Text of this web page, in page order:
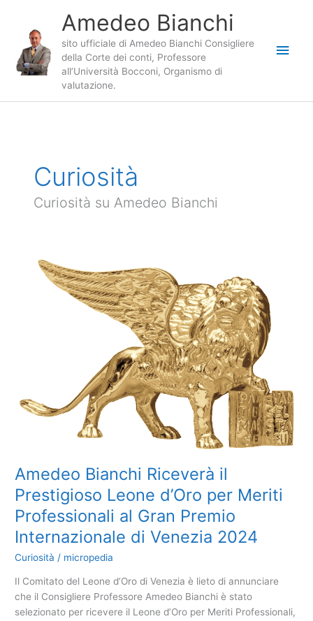
contenuto
Amedeo Bianchi
sito ufficiale di Amedeo Bianchi Consigliere
della Corte dei conti, Professore
all’Università Bocconi, Organismo di
valutazione.
Curiosità
Curiosità su Amedeo Bianchi
Amedeo Bianchi Riceverà il
Prestigioso Leone d’Oro per Meriti
Professionali al Gran Premio
Internazionale di Venezia 2024
Curiosità / micropedia
Il Comitato del Leone d’Oro di Venezia è lieto di annunciare
che il Consigliere Professore Amedeo Bianchi è stato
selezionato per ricevere il Leone d’Oro per Meriti Professionali,